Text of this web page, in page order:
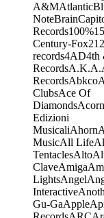
A&MAtlantic
NoteBrain
Records100%
Century-Fox21
records4AD4th
RecordsA.K.A.
RecordsAbkco
ClubsAce Of
DiamondsAcorn
Edizioni
MusicaliAhorn
MusicAll Life
TentaclesAlto
ClaveAmiga
LightsAngel
Interactive
Gu-GaApple